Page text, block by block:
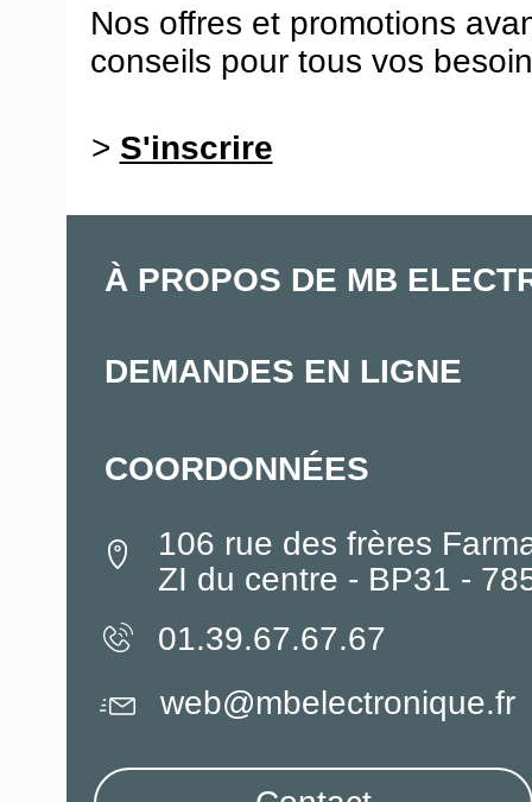
Nos offres et promotions
conseils pour tous vos
> S'inscrire
À PROPOS DE MB
DEMANDES EN LIGNE
COORDONNÉES
106 rue des frères
ZI du centre - BP31 -
01.39.67.67.67
web@mbelectronique.fr